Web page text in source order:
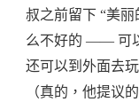
叔之前留下 “美
么不好的 —— 可
还可以到外面去
（真的，他提议